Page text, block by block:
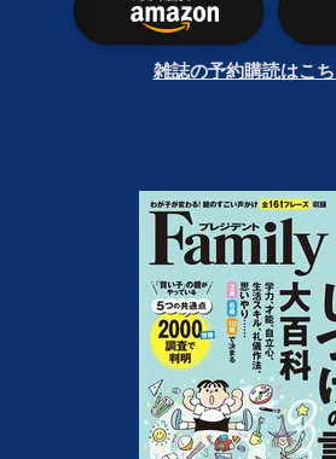
雑誌の予約購読はこ